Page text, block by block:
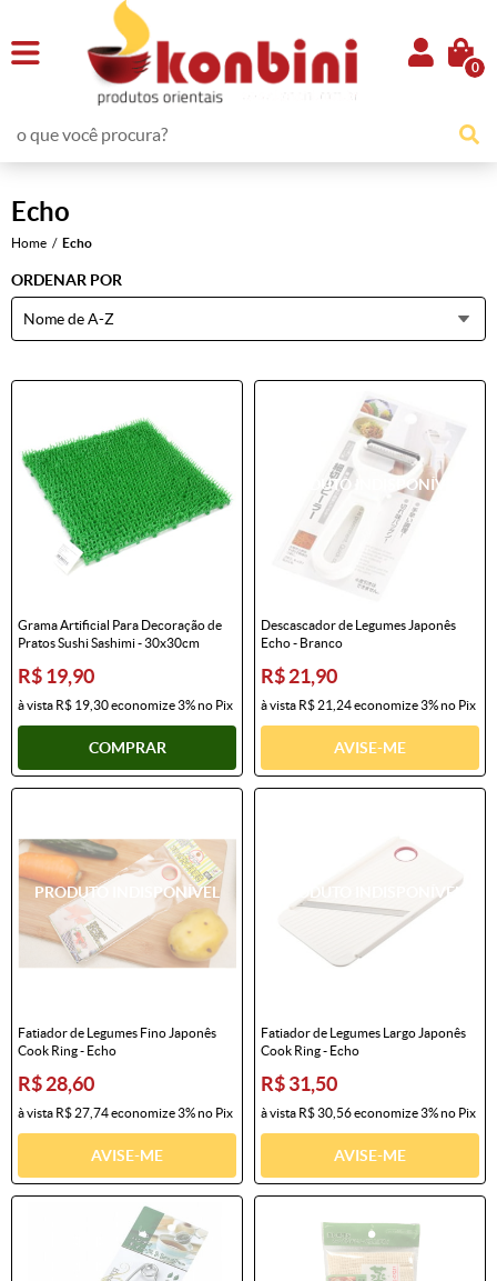
0
Echo
Home Echo
ORDENAR POR
Nome de A-Z
Grama Artificial Para Decoração de
Pratos Sushi Sashimi - 30x30cm
R$ 19,90
à vista R$ 19,30economize3%no Pix
COMPRAR
Descascador de Legumes Japonês
Echo - Branco
R$ 21,90
à vista R$ 21,24economize3%no Pix
AVISE-ME
Fatiador de Legumes Fino Japonês
Cook Ring - Echo
R$ 28,60
à vista R$ 27,74economize3%no Pix
AVISE-ME
Fatiador de Legumes Largo Japonês
Cook Ring - Echo
R$ 31,50
à vista R$ 30,56economize3%no Pix
AVISE-ME